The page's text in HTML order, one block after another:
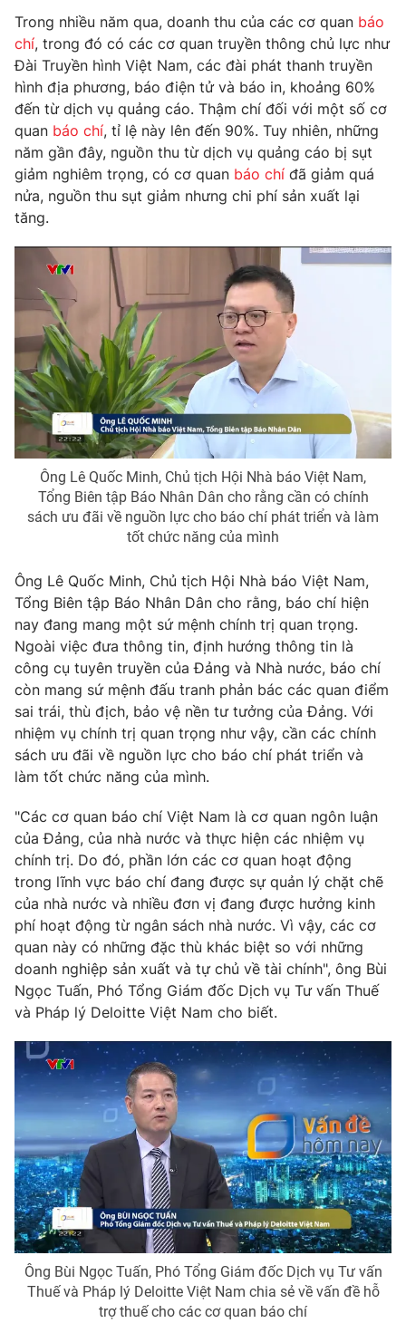
Câu chuyện quốc tế
Thị trường
Góc doanh nghiệp
Dữ liệu và đời sống
Truyền hình
Phim VTV
Hậu trường
Nhân vật
Khán giả
Giải sao mai
Giải trí
Điện ảnh
Âm nhạc
Đời sống
Du lịch
Làm đẹp
Chất lượng cuộc sống
Giáo dục
Tuyển sinh
Học trực tuyến
Công nghệ
Hitech Công nghệ tương lai
Sản phẩm
Thị trường
Tư vấn
Giao lưu trực tuyến
Lịch phát sóng
Chuyên mục khác
Emagazine Podcast
Infographic
Video Shorts video
VTV Money VTV Thể thao
VTV Sức khoẻ Bất động sản
Thị trường 24h Tấm lòng Việt
VTV9 VTV8
Liên hệ tòa soạn English
THỜI BÁO VTV
Theo dõi báo trên
Cơ quan chủ quản:Đài Truyền hình Việt Nam
Cơ quan báo chí:Thời báo VTV
Giấy phép hoạt động báo in và báo điện tử số 483/GP-BTTTT
cấp ngày 29/12/2023
Tổng Biên tập:Vũ Thanh Thủy
Phó Tổng Biên tập:Nguyễn Thị Mỹ Hạnh, Phạm Quốc Thắng,
Nguyễn Trọng Ninh
Tổng đài VTV:024.38 355 931 - 024.38 355 932
Ðiện thoại Thời báo VTV:024.66 897 897
Trong nhiều năm qua, doanh thu của các cơ quan báo
chí, trong đó có các cơ quan truyền thông chủ lực như
Đài Truyền hình Việt Nam, các đài phát thanh truyền
hình địa phương, báo điện tử và báo in, khoảng 60%
đến từ dịch vụ quảng cáo. Thậm chí đối với một số cơ
quan báo chí, tỉ lệ này lên đến 90%. Tuy nhiên, những
năm gần đây, nguồn thu từ dịch vụ quảng cáo bị sụt
giảm nghiêm trọng, có cơ quan báo chí đã giảm quá
nửa, nguồn thu sụt giảm nhưng chi phí sản xuất lại
tăng.
Ông Lê Quốc Minh, Chủ tịch Hội Nhà báo Việt Nam,
Tổng Biên tập Báo Nhân Dân cho rằng cần có chính
sách ưu đãi về nguồn lực cho báo chí phát triển và làm
tốt chức năng của mình
Ông Lê Quốc Minh, Chủ tịch Hội Nhà báo Việt Nam,
Tổng Biên tập Báo Nhân Dân cho rằng, báo chí hiện
nay đang mang một sứ mệnh chính trị quan trọng.
Ngoài việc đưa thông tin, định hướng thông tin là
công cụ tuyên truyền của Đảng và Nhà nước, báo chí
còn mang sứ mệnh đấu tranh phản bác các quan điểm
sai trái, thù địch, bảo vệ nền tư tưởng của Đảng. Với
nhiệm vụ chính trị quan trọng như vậy, cần các chính
sách ưu đãi về nguồn lực cho báo chí phát triển và
làm tốt chức năng của mình.
"Các cơ quan báo chí Việt Nam là cơ quan ngôn luận
của Đảng, của nhà nước và thực hiện các nhiệm vụ
chính trị. Do đó, phần lớn các cơ quan hoạt động
trong lĩnh vực báo chí đang được sự quản lý chặt chẽ
của nhà nước và nhiều đơn vị đang được hưởng kinh
phí hoạt động từ ngân sách nhà nước. Vì vậy, các cơ
quan này có những đặc thù khác biệt so với những
doanh nghiệp sản xuất và tự chủ về tài chính", ông Bùi
Ngọc Tuấn, Phó Tổng Giám đốc Dịch vụ Tư vấn Thuế
và Pháp lý Deloitte Việt Nam cho biết.
Ông Bùi Ngọc Tuấn, Phó Tổng Giám đốc Dịch vụ Tư vấn
Thuế và Pháp lý Deloitte Việt Nam chia sẻ về vấn đề hỗ
trợ thuế cho các cơ quan báo chí